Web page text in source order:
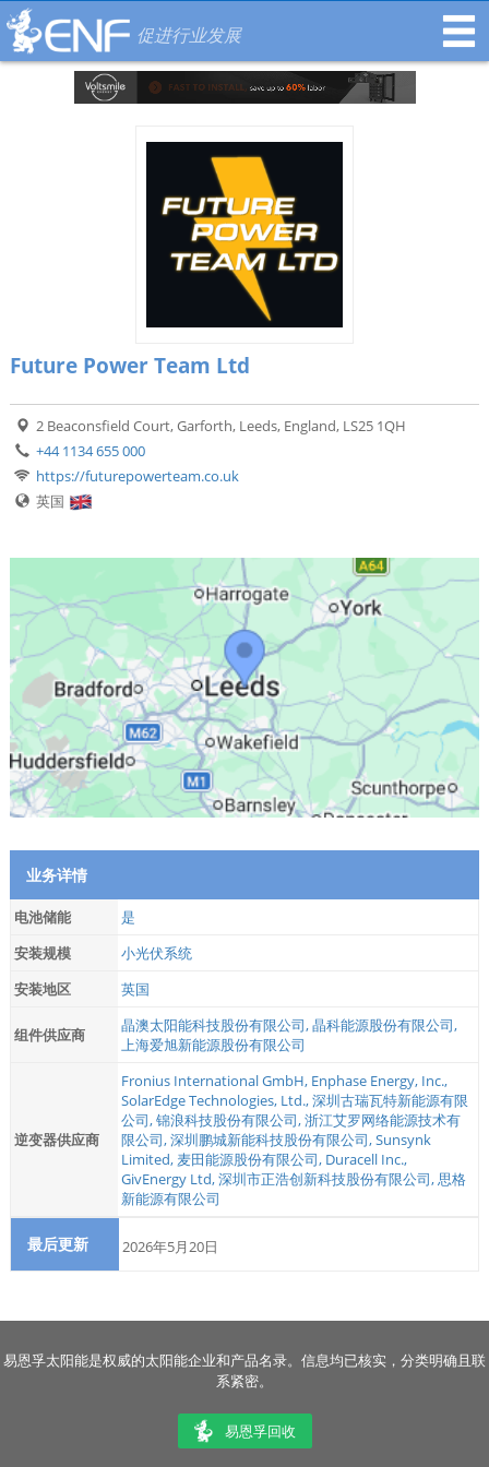
促进行业发展
Future Power Team Ltd
2 Beaconsfield Court, Garforth, Leeds, England, LS25 1QH
+44 1134 655 000
https://futurepowerteam.co.uk
英国
业务详情
电池储能
是
安装规模
小光伏系统
安装地区
英国
组件供应商 晶澳太阳能科技股份有限公司,晶科能源股份有限公司,
上海爱旭新能源股份有限公司
逆变器供应商
Fronius International GmbH, Enphase Energy, Inc.,
SolarEdge Technologies, Ltd.,深圳古瑞瓦特新能源有限
公司,锦浪科技股份有限公司,浙江艾罗网络能源技术有
限公司,深圳鹏城新能科技股份有限公司,Sunsynk
Limited, 麦田能源股份有限公司, Duracell Inc.,
GivEnergy Ltd,深圳市正浩创新科技股份有限公司,思格
新能源有限公司
最后更新 2026年5月20日
易恩孚太阳能是权威的太阳能企业和产品名录。信息均已核实，分类明确且联
系紧密。
易恩孚回收